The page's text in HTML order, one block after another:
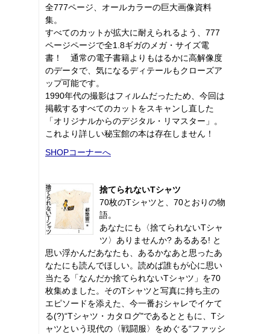
全777ページ、オールカラーの巨大画像資料
集。
すべてのカットが拡大に耐えられるよう、777
ページページで全1.8ギガのメガ・サイズ電
書！ 通常の電子書籍よりもはるかに高解像度
のデータで、気になるディテールもクローズア
ップ可能です。
1990年代の撮影はフィルムだったため、今回は
掲載するすべてのカットをスキャンし直した
「オリジナルからのデジタル・リマスター」。
これより詳しい秘宝館の本は存在しません！
SHOPコーナーへ
捨てられないTシャツ
70枚のTシャツと、70とおりの物
語。
あなたにも〈捨てられないTシャ
ツ〉ありませんか? あるある! と
思い浮かんだあなたも、あるかなあと思ったあ
なたにも読んでほしい。読めば誰もが心に思い
当たる「なんだか捨てられないTシャツ」を70
枚集めました。そのTシャツと写真に持ち主の
エピソードを添えた、今一番おシャレでイケて
る(?)“Tシャツ・カタログ"であるとともに、Tシ
ャツという現代の〈戦闘服〉をめぐる“ファッシ